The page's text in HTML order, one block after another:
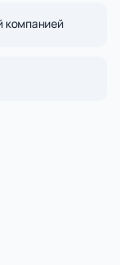
компанией